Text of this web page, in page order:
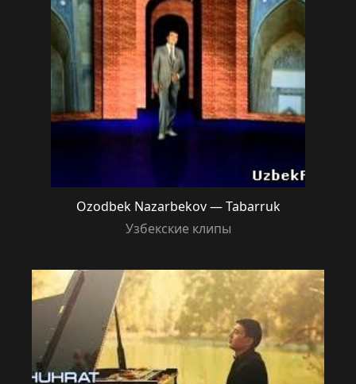
Ozodbek Nazarbekov — Tabarruk
Узбекские клипы